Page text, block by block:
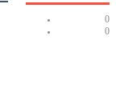
0
0